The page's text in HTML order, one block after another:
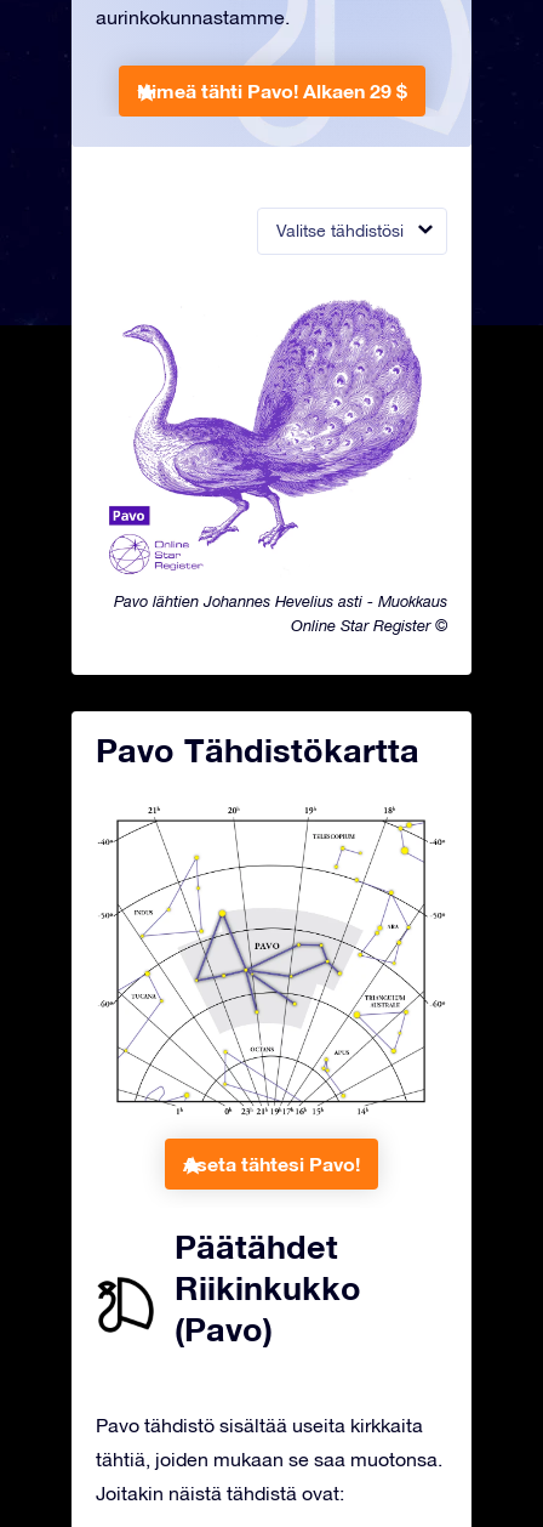
Valitse tähdistösi
Pavo lähtien Johannes Hevelius asti - Muokkaus
Online Star Register ©
aurinkokunnastamme.
Nimeä tähti Pavo! Alkaen 29 $
Pavo Tähdistökartta
Aseta tähtesi Pavo!
Päätähdet
Riikinkukko
(Pavo)
Pavo tähdistö sisältää useita kirkkaita
tähtiä, joiden mukaan se saa muotonsa.
Joitakin näistä tähdistä ovat: